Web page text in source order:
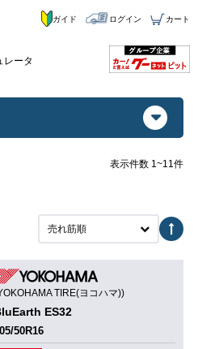
レータ
ガイド ログイン カート
表示件数 1~11件
売れ筋順
TIRE(ヨコハマ))
ES32
50R16